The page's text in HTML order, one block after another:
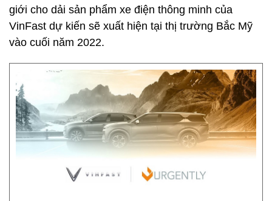
giới cho dải sản phẩm xe điện thông minh của
VinFast dự kiến sẽ xuất hiện tại thị trường Bắc Mỹ
vào cuối năm 2022.